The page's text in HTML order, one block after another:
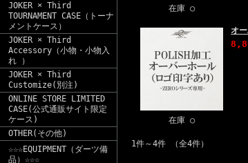
JOKER × Third
TOURNAMENT CASE（トーナ
メントケース）
JOKER × Third
Accessory（小物・小物入
れ ）
JOKER × Third
Customize(別注)
ONLINE STORE LIMITED
CASE(公式通販サイト限定
ケース)
OTHER(その他)
☆☆☆EQUIPMENT（ダーツ備
品）☆☆☆
在庫 ○
在庫 ○
オ
1件～4件 （全4件）